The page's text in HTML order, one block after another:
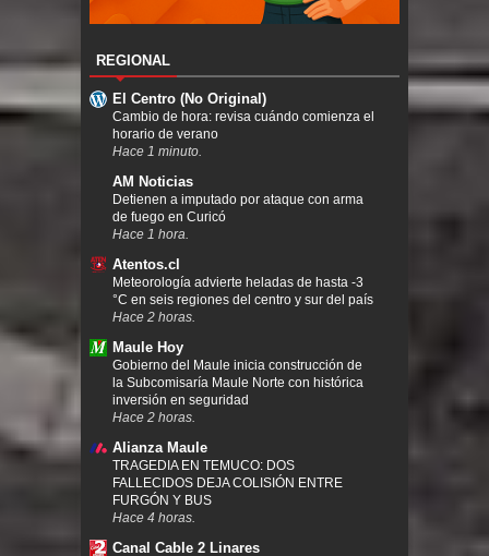
REGIONAL
El Centro (No Original)
Cambio de hora: revisa cuándo comienza el
horario de verano
Hace 1 minuto.
AM Noticias
Detienen a imputado por ataque con arma
de fuego en Curicó
Hace 1 hora.
Atentos.cl
Meteorología advierte heladas de hasta -3
°C en seis regiones del centro y sur del país
Hace 2 horas.
Maule Hoy
Gobierno del Maule inicia construcción de
la Subcomisaría Maule Norte con histórica
inversión en seguridad
Hace 2 horas.
Alianza Maule
TRAGEDIA EN TEMUCO: DOS
FALLECIDOS DEJA COLISIÓN ENTRE
FURGÓN Y BUS
Hace 4 horas.
Canal Cable 2 Linares